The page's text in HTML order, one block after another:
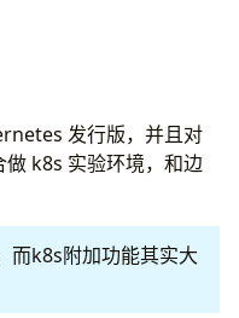
k3s server 加入集
支持
发行版，并且对
k8s 实验环境，和边
而k8s附加功能其实大